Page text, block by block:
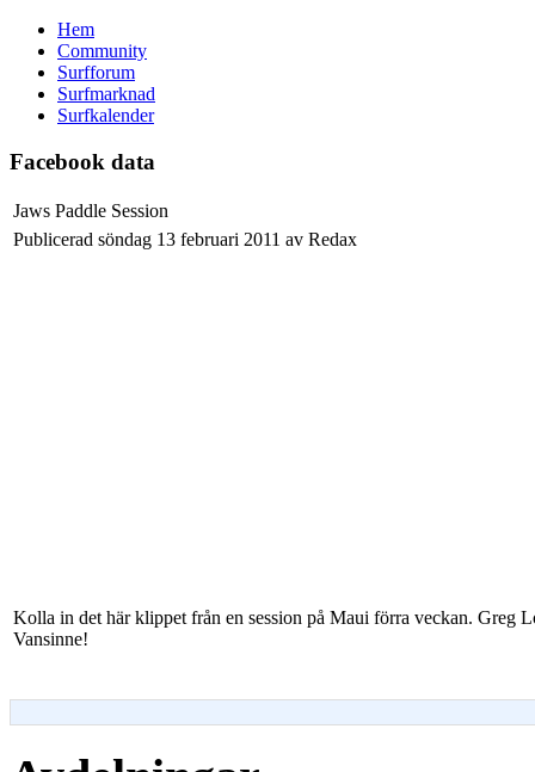
Hem
Community
Surfforum
Surfmarknad
Surfkalender
Facebook data
Jaws Paddle Session
Publicerad söndag 13 februari 2011 av Redax
Kolla in det här klippet från en session på Maui förra veckan. Greg
Vansinne!